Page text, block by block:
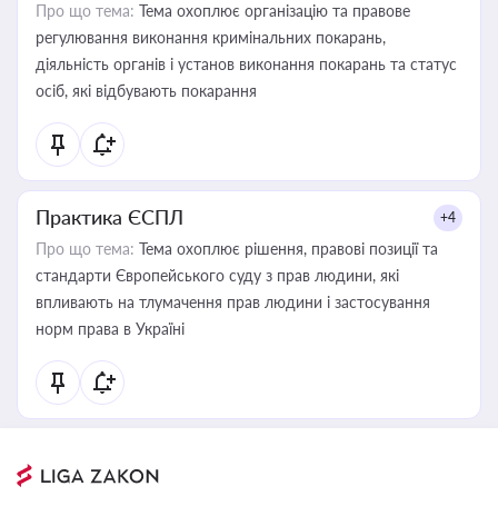
Про що тема: Тема охоплює організацію та правове
регулювання виконання кримінальних покарань,
діяльність органів і установ виконання покарань та статус
осіб, які відбувають покарання
Практика ЄСПЛ +4
Про що тема: Тема охоплює рішення, правові позиції та
стандарти Європейського суду з прав людини, які
впливають на тлумачення прав людини і застосування
норм права в Україні